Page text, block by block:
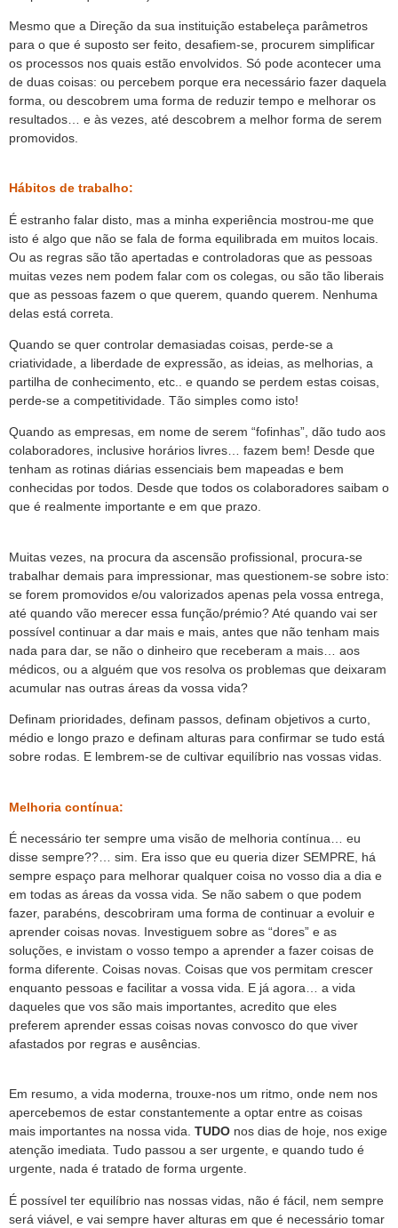
Mesmo que a Direção da sua instituição estabeleça parâmetros
para o que é suposto ser feito, desafiem-se, procurem simplificar
os processos nos quais estão envolvidos. Só pode acontecer uma
de duas coisas: ou percebem porque era necessário fazer daquela
forma, ou descobrem uma forma de reduzir tempo e melhorar os
resultados… e às vezes, até descobrem a melhor forma de serem
promovidos.
Hábitos de trabalho:
É estranho falar disto, mas a minha experiência mostrou-me que
isto é algo que não se fala de forma equilibrada em muitos locais.
Ou as regras são tão apertadas e controladoras que as pessoas
muitas vezes nem podem falar com os colegas, ou são tão liberais
que as pessoas fazem o que querem, quando querem. Nenhuma
delas está correta.
Quando se quer controlar demasiadas coisas, perde-se a
criatividade, a liberdade de expressão, as ideias, as melhorias, a
partilha de conhecimento, etc.. e quando se perdem estas coisas,
perde-se a competitividade. Tão simples como isto!
Quando as empresas, em nome de serem “fofinhas”, dão tudo aos
colaboradores, inclusive horários livres… fazem bem! Desde que
tenham as rotinas diárias essenciais bem mapeadas e bem
conhecidas por todos. Desde que todos os colaboradores saibam o
que é realmente importante e em que prazo.
Muitas vezes, na procura da ascensão profissional, procura-se
trabalhar demais para impressionar, mas questionem-se sobre isto:
se forem promovidos e/ou valorizados apenas pela vossa entrega,
até quando vão merecer essa função/prémio? Até quando vai ser
possível continuar a dar mais e mais, antes que não tenham mais
nada para dar, se não o dinheiro que receberam a mais… aos
médicos, ou a alguém que vos resolva os problemas que deixaram
acumular nas outras áreas da vossa vida?
Definam prioridades, definam passos, definam objetivos a curto,
médio e longo prazo e definam alturas para confirmar se tudo está
sobre rodas. E lembrem-se de cultivar equilíbrio nas vossas vidas.
Melhoria contínua:
É necessário ter sempre uma visão de melhoria contínua… eu
disse sempre??… sim. Era isso que eu queria dizer SEMPRE, há
sempre espaço para melhorar qualquer coisa no vosso dia a dia e
em todas as áreas da vossa vida. Se não sabem o que podem
fazer, parabéns, descobriram uma forma de continuar a evoluir e
aprender coisas novas. Investiguem sobre as “dores” e as
soluções, e invistam o vosso tempo a aprender a fazer coisas de
forma diferente. Coisas novas. Coisas que vos permitam crescer
enquanto pessoas e facilitar a vossa vida. E já agora… a vida
daqueles que vos são mais importantes, acredito que eles
preferem aprender essas coisas novas convosco do que viver
afastados por regras e ausências.
Em resumo, a vida moderna, trouxe-nos um ritmo, onde nem nos
apercebemos de estar constantemente a optar entre as coisas
mais importantes na nossa vida. TUDO nos dias de hoje, nos exige
atenção imediata. Tudo passou a ser urgente, e quando tudo é
urgente, nada é tratado de forma urgente.
É possível ter equilíbrio nas nossas vidas, não é fácil, nem sempre
será viável, e vai sempre haver alturas em que é necessário tomar